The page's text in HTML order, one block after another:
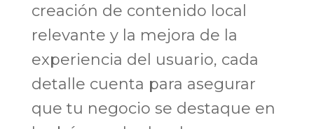
creación de contenido local
relevante y la mejora de la
experiencia del usuario, cada
detalle cuenta para asegurar
que tu negocio se destaque en